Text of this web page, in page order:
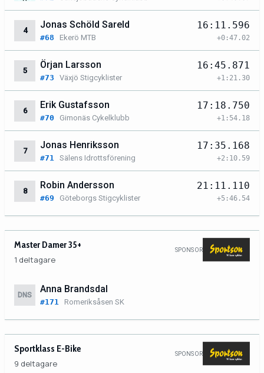
4
Jonas Schöld Sareld
#68 Ekerö MTB
16:11.596
+0:47.02
5
Örjan Larsson
#73 Växjö Stigcyklister
16:45.871
+1:21.30
6
Erik Gustafsson
#70 Gimonäs Cykelklubb
17:18.750
+1:54.18
7
Jonas Henriksson
#71 Sälens Idrottsförening
17:35.168
+2:10.59
8
Robin Andersson
#69 Göteborgs Stigcyklister
21:11.110
+5:46.54
Master Damer 35+
1 deltagare
SPONSOR
DNS
Anna Brandsdal
#171 Romeriksåsen SK
Sportklass E-Bike
9 deltagare
SPONSOR